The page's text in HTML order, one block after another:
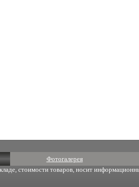
Фотогалерея
стоимости товаров, носит